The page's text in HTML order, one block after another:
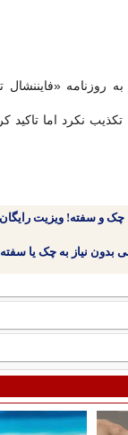
روزنامه «فایننشال
تکذیب نکرد اما
به چک و سفته! ویزیت